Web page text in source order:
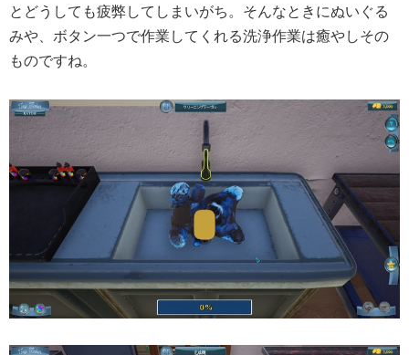
とどうしても疲弊してしまいがち。そんなときにぬいぐる
みや、ボタン一つで作業してくれる洗浄作業は癒やしその
ものですね。